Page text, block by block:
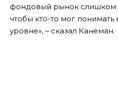
фондовый рынок слишком
чтобы кто-то мог понимать
уровне», – сказал Канеман.